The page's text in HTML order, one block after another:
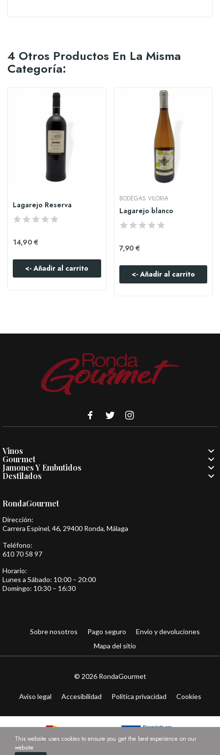
4 Otros Productos En La Misma
Categoría:
Lagarejo Reserva
14,90 €
<- Añadir al carrito
BODEGAS VILORIA
Lagarejo blanco
7,90 €
<- Añadir al carrito
Vinos 
Gourmet 
Jamones Y Embutidos 
Destilados 
RondaGourmet
Dirección:
Carrera Espinel, 46, 29400 Ronda, Málaga
Teléfono:
610 70 58 97
Horario:
Lunes a Sábado: 10:00 – 20:00
Domingo: 10:30 – 16:30
Sobre nosotros Pago seguro
Envio y devoluciones
Mapa del sitio
© 2026 RondaGourmet
Aviso legal Accesibilidad Política privacidad Cookies
This website uses cookies to ensure you get the best experience on our
website